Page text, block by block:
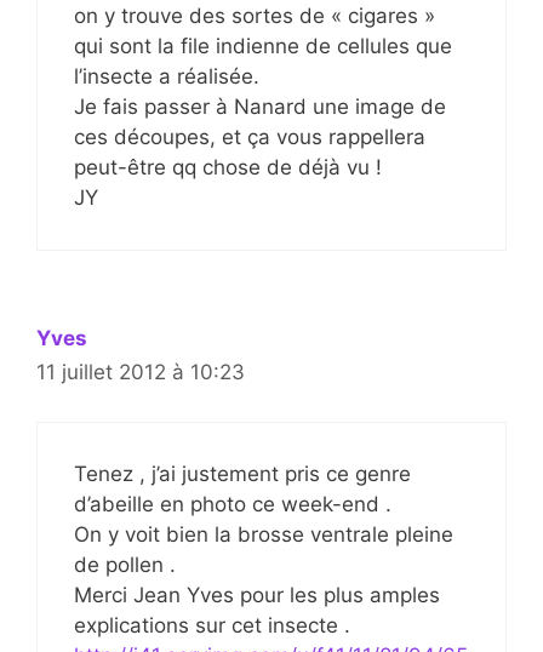
on y trouve des sortes de « cigares »
qui sont la file indienne de cellules que
l’insecte a réalisée.
Je fais passer à Nanard une image de
ces découpes, et ça vous rappellera
peut-être qq chose de déjà vu !
JY
Yves
11 juillet 2012 à 10:23
Tenez , j’ai justement pris ce genre
d’abeille en photo ce week-end .
On y voit bien la brosse ventrale pleine
de pollen .
Merci Jean Yves pour les plus amples
explications sur cet insecte .